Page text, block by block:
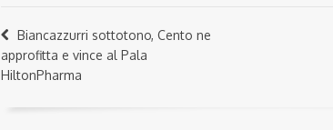
Biancazzurri sottotono, Cento ne
approfitta e vince al Pala
HiltonPharma